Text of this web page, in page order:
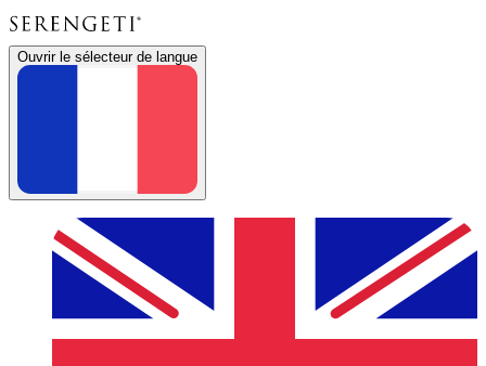
Ouvrir le sélecteur de langue